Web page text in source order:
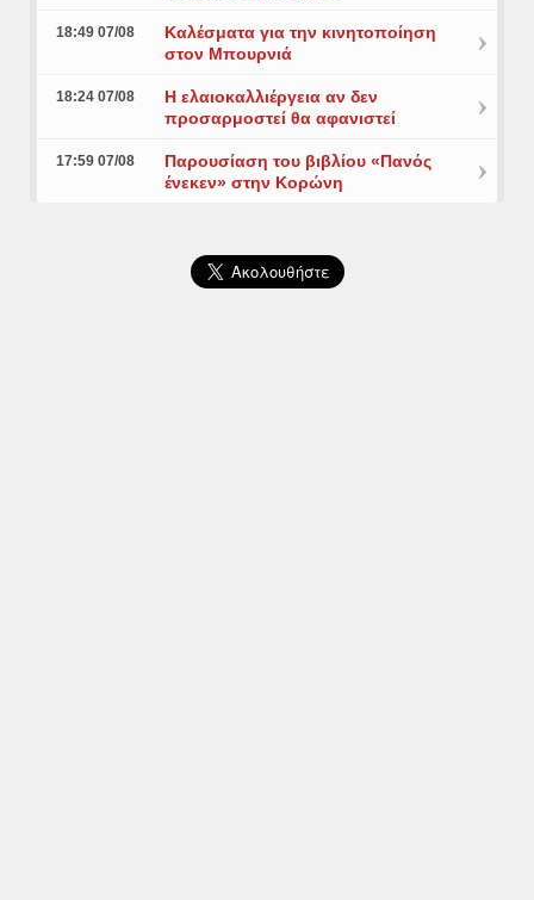
18:49 07/08
Καλέσματα για την κινητοποίηση
στον Μπουρνιά
18:24 07/08
Η ελαιοκαλλιέργεια αν δεν
προσαρμοστεί θα αφανιστεί
17:59 07/08
Παρουσίαση του βιβλίου «Πανός
ένεκεν» στην Κορώνη